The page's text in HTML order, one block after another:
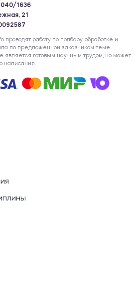
1636
21
работу по подбору, обработке и
по предложенной заказчиком теме.
является готовым научным трудом, но может
написания.